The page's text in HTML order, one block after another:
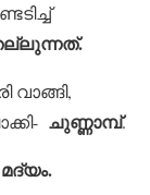
വാങ്ങി,
ചുണ്ണാമ്പ്.
മദ്യം.